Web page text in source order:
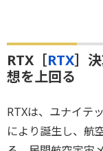
RTX［RTX］
想を上回る
RTXは、ユナイテ
により誕生し、航